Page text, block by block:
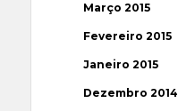
Março 2015
Fevereiro 2015
Janeiro 2015
Dezembro 2014